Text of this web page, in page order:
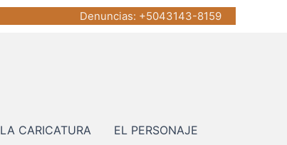
Denuncias: +5043143-8159
LA CARICATURA EL PERSONAJE